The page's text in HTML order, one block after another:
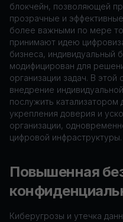
блокчейн, позволяющей
прозрачные и
более важными по мере
принимают идею
бизнеса, индивидуальный
модифицирован для
организации задач. В этой
внедрение
послужить
укрепления доверия и
организации,
цифровой инфраструктуры.
Повышенная
Киберугрозы и утечка